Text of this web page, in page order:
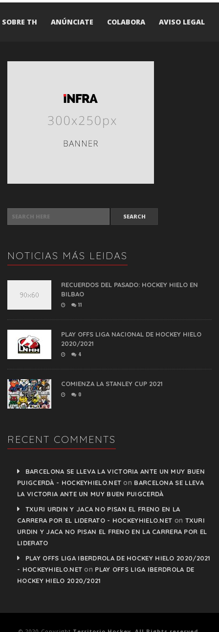
SOBRE TH ANÚNCIATE COLABORA AVISO LEGAL
NOTICIAS MÁS LEIDAS
RECUERDOS DEL PASADO: HOCKEY HIELO EN
BILBAO
11
PLAY OFFS LIGA NACIONAL DE HOCKEY HIELO
2020/2021
4
COMIENZA LA STANLEY CUP 2021
0
RECENT COMMENTS
BARCELONA SE LLEVA LA VICTORIA ANTE UN MUY BUEN
PUIGCERDÀ - HOCKEYHIELO.NET on BARCELONA SE LLEVA
LA VICTORIA ANTE UN MUY BUEN PUIGCERDÀ
TXURI URDIN Y JACA NO PISAN EL FRENO EN LA
CARRERA POR EL LIDERATO - HOCKEYHIELO.NET on TXURI
URDIN Y JACA NO PISAN EL FRENO EN LA CARRERA POR EL
LIDERATO
PLAY OFFS LIGA IBERDROLA DE HOCKEY HIELO 2020/2021
- HOCKEYHIELO.NET on PLAY OFFS LIGA IBERDROLA DE
HOCKEY HIELO 2020/2021